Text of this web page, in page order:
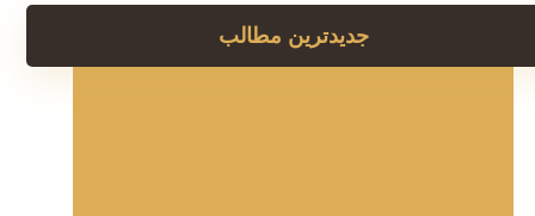
جدیدترین مطالب